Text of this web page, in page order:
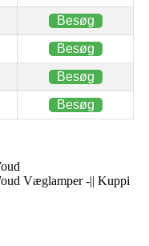
Besøg
Besøg
Besøg
Besøg
Væglamper -|| Kuppi